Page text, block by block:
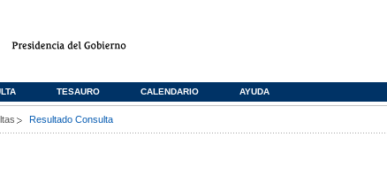
TESAURO CALENDARIO AYUDA
Resultado Consulta